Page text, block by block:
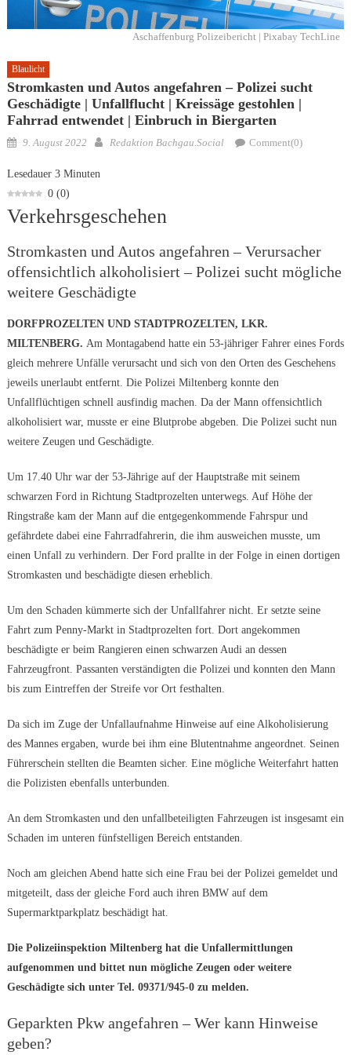
Aschaffenburg Polizeibericht | Pixabay TechLine
Blaulicht
Stromkasten und Autos angefahren – Polizei sucht
Geschädigte | Unfallflucht | Kreissäge gestohlen |
Fahrrad entwendet | Einbruch in Biergarten
Posted
9. August 2022 Author
Redaktion Bachgau.Social Comment(0)
Lesedauer 3 Minuten
0 (0)
Verkehrsgeschehen
Stromkasten und Autos angefahren – Verursacher
offensichtlich alkoholisiert – Polizei sucht mögliche
weitere Geschädigte
DORFPROZELTEN UND STADTPROZELTEN, LKR.
MILTENBERG. Am Montagabend hatte ein 53-jähriger Fahrer eines Fords
gleich mehrere Unfälle verursacht und sich von den Orten des Geschehens
jeweils unerlaubt entfernt. Die Polizei Miltenberg konnte den
Unfallflüchtigen schnell ausfindig machen. Da der Mann offensichtlich
alkoholisiert war, musste er eine Blutprobe abgeben. Die Polizei sucht nun
weitere Zeugen und Geschädigte.
Um 17.40 Uhr war der 53-Jährige auf der Hauptstraße mit seinem
schwarzen Ford in Richtung Stadtprozelten unterwegs. Auf Höhe der
Ringstraße kam der Mann auf die entgegenkommende Fahrspur und
gefährdete dabei eine Fahrradfahrerin, die ihm ausweichen musste, um
einen Unfall zu verhindern. Der Ford prallte in der Folge in einen dortigen
Stromkasten und beschädigte diesen erheblich.
Um den Schaden kümmerte sich der Unfallfahrer nicht. Er setzte seine
Fahrt zum Penny-Markt in Stadtprozelten fort. Dort angekommen
beschädigte er beim Rangieren einen schwarzen Audi an dessen
Fahrzeugfront. Passanten verständigten die Polizei und konnten den Mann
bis zum Eintreffen der Streife vor Ort festhalten.
Da sich im Zuge der Unfallaufnahme Hinweise auf eine Alkoholisierung
des Mannes ergaben, wurde bei ihm eine Blutentnahme angeordnet. Seinen
Führerschein stellten die Beamten sicher. Eine mögliche Weiterfahrt hatten
die Polizisten ebenfalls unterbunden.
An dem Stromkasten und den unfallbeteiligten Fahrzeugen ist insgesamt ein
Schaden im unteren fünfstelligen Bereich entstanden.
Noch am gleichen Abend hatte sich eine Frau bei der Polizei gemeldet und
mitgeteilt, dass der gleiche Ford auch ihren BMW auf dem
Supermarktparkplatz beschädigt hat.
Die Polizeiinspektion Miltenberg hat die Unfallermittlungen
aufgenommen und bittet nun mögliche Zeugen oder weitere
Geschädigte sich unter Tel. 09371/945-0 zu melden.
Geparkten Pkw angefahren – Wer kann Hinweise
geben?